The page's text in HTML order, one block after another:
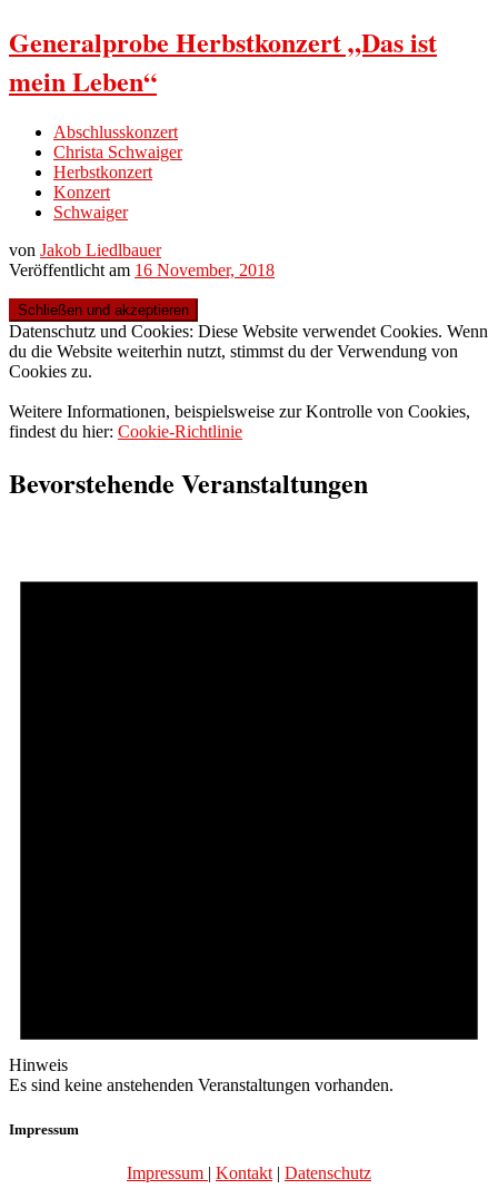
Generalprobe Herbstkonzert „Das ist
mein Leben“
Abschlusskonzert
Christa Schwaiger
Herbstkonzert
Konzert
Schwaiger
von Jakob Liedlbauer
Veröffentlicht am 16 November, 2018
Datenschutz und Cookies: Diese Website verwendet Cookies. Wenn
du die Website weiterhin nutzt, stimmst du der Verwendung von
Cookies zu.
Weitere Informationen, beispielsweise zur Kontrolle von Cookies,
findest du hier: Cookie-Richtlinie
Bevorstehende Veranstaltungen
Hinweis
Es sind keine anstehenden Veranstaltungen vorhanden.
Impressum
Impressum | Kontakt | Datenschutz